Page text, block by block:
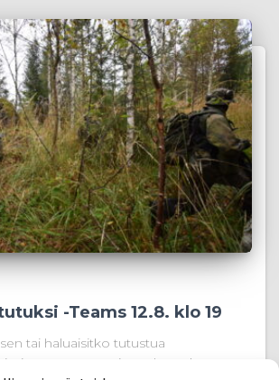
-Teams 12.8. klo 19
tai haluaisitko tutustua
paremmin? Tule mukaan